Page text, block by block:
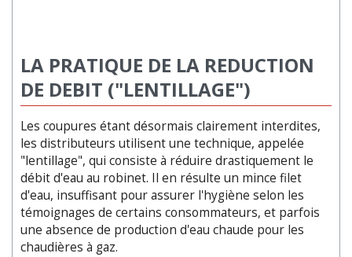
LA PRATIQUE DE LA REDUCTION
DE DEBIT ("LENTILLAGE")
Les coupures étant désormais clairement interdites,
les distributeurs utilisent une technique, appelée
"lentillage", qui consiste à réduire drastiquement le
débit d'eau au robinet. Il en résulte un mince filet
d'eau, insuffisant pour assurer l'hygiène selon les
témoignages de certains consommateurs, et parfois
une absence de production d'eau chaude pour les
chaudières à gaz.